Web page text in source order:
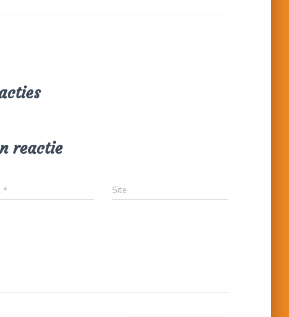
reactie
* Site